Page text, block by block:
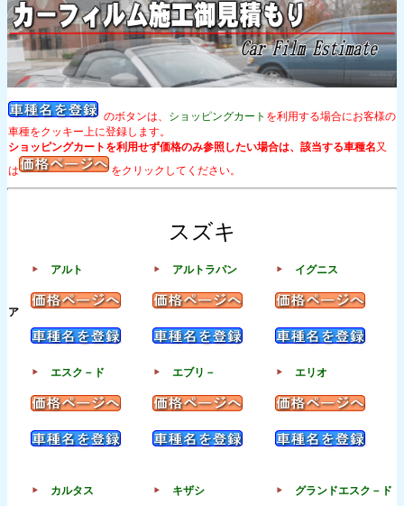
のボタンは、 ショッピングカート を利用する場合にお客様の
車種をクッキー上に登録します。
ショッピングカートを利用せず価格のみ参照したい場合は、該当する車種名又
は
をクリックしてください。
スズキ
ア
アルト アルトラパン イグニス
エスク－ド エブリ－ エリオ
カルタス キザシ グランドエスク－ド